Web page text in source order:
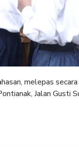
melepas
Jalan Gusti